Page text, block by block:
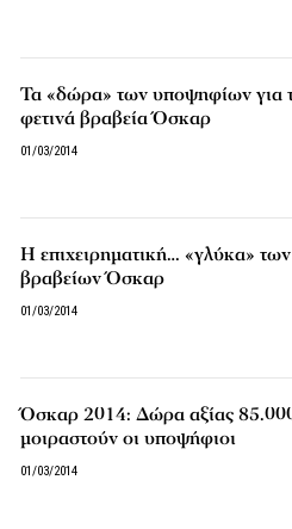
Τα «δώρα» των υποψηφίων για
φετινά βραβεία Όσκαρ
01/03/2014
Η επιχειρηματική… «γλύκα» των
βραβείων Όσκαρ
01/03/2014
Όσκαρ 2014: Δώρα αξίας
μοιραστούν οι υποψήφιοι
01/03/2014